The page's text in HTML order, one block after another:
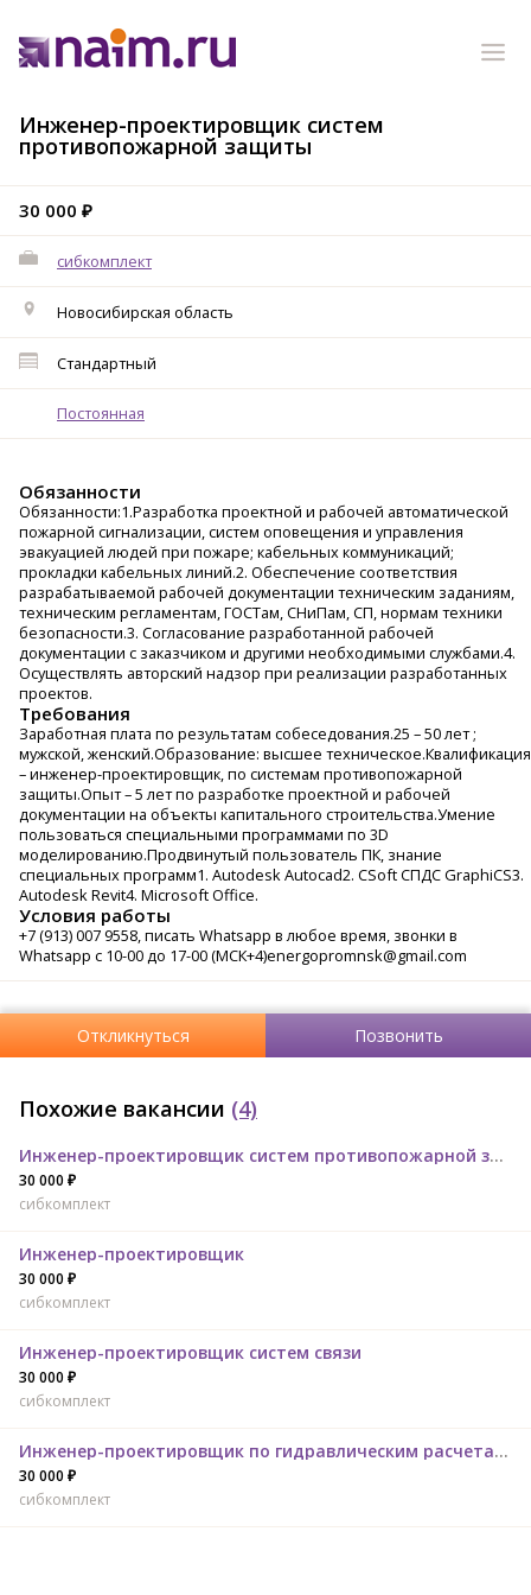
Инженер-проектировщик систем
противопожарной защиты
30 000 ₽
сибкомплект
Новосибирская область
Стандартный
Постоянная
Обязанности
Обязанности:1.Разработка проектной и рабочей автоматической
пожарной сигнализации, систем оповещения и управления
эвакуацией людей при пожаре; кабельных коммуникаций;
прокладки кабельных линий.2. Обеспечение соответствия
разрабатываемой рабочей документации техническим заданиям,
техническим регламентам, ГОСТам, СНиПам, СП, нормам техники
безопасности.3. Согласование разработанной рабочей
документации с заказчиком и другими необходимыми службами.4.
Осуществлять авторский надзор при реализации разработанных
проектов.
Требования
Заработная плата по результатам собеседования.25 – 50 лет ;
мужской, женский.Образование: высшее техническое.Квалификация
– инженер-проектировщик, по системам противопожарной
защиты.Опыт – 5 лет по разработке проектной и рабочей
документации на объекты капитального строительства.Умение
пользоваться специальными программами по 3D
моделированию.Продвинутый пользователь ПК, знание
специальных программ1. Autodesk Autocad2. CSoft СПДС GraphiCS3.
Autodesk Revit4. Microsoft Office.
Условия работы
+7 (913) 007 9558, писать Whatsapp в любое время, звонки в
Whatsapp с 10-00 до 17-00 (МСК+4)energopromnsk@gmail.com
Откликнуться Позвонить
Похожие вакансии (4)
Инженер-проектировщик систем противопожарной защиты
30 000 ₽
сибкомплект
Инженер-проектировщик
30 000 ₽
сибкомплект
Инженер-проектировщик систем связи
30 000 ₽
сибкомплект
Инженер-проектировщик по гидравлическим расчетам систем теплоснабжения, водоснабжения
30 000 ₽
сибкомплект